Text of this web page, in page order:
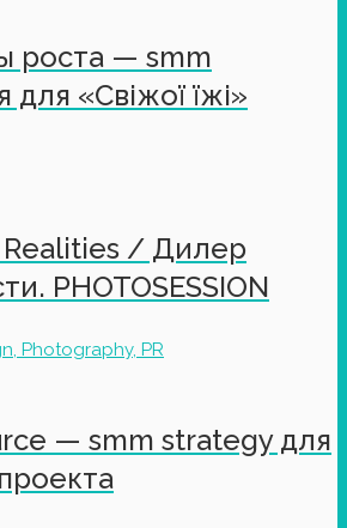
роста — smm
для «Свіжої їжі»
Realities / Дилер
PHOTOSESSION
Photography, PR
— smm strategy для